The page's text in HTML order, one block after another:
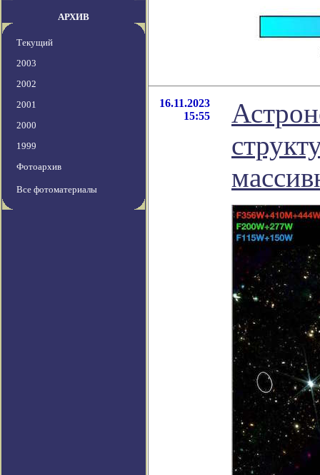
АРХИВ
Текущий
2003
2002
2001
2000
1999
Фотоархив
Все фотоматериалы
16.11.2023
15:55